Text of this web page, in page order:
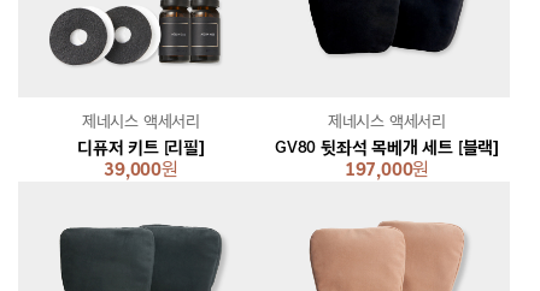
디퓨저 키트 [리필]
39,000원
제네시스 액세서리
GV80 뒷좌석 목베개 세트 [블랙]
197,000원
제네시스 액세서리